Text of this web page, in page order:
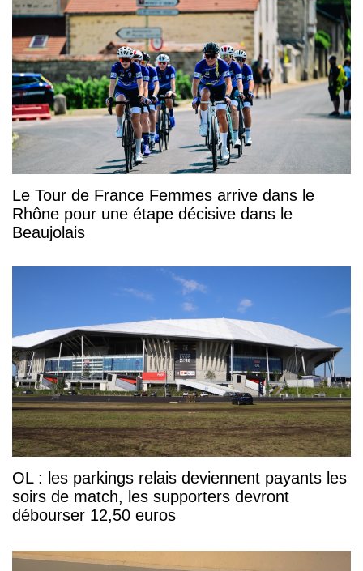
Le Tour de France Femmes arrive dans le
Rhône pour une étape décisive dans le
Beaujolais
OL : les parkings relais deviennent payants les
soirs de match, les supporters devront
débourser 12,50 euros